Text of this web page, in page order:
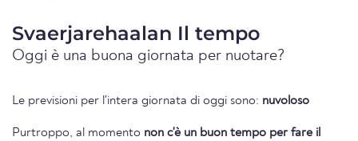
Svaerjarehaalan Il tempo
Oggi è una buona giornata per nuotare?
Le previsioni per l'intera giornata di oggi sono: nuvoloso
Purtroppo, al momento non c'è un buon tempo per fare il